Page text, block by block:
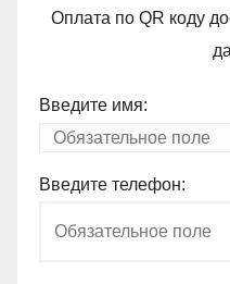
Оплата по QR коду
Введите имя:
Введите телефон: